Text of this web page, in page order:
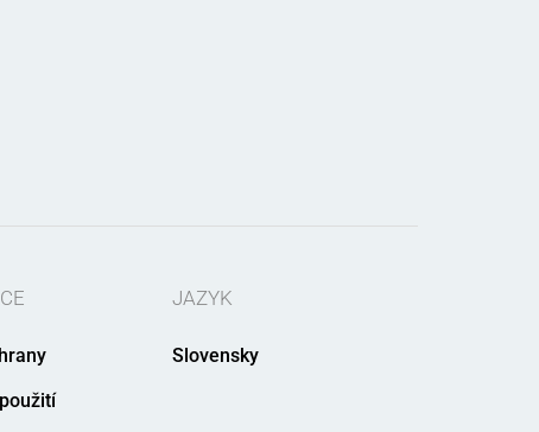
JAZYK
Slovensky